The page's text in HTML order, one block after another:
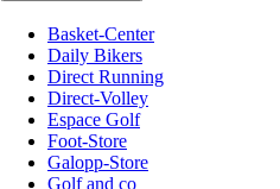
Basket-Center
Daily Bikers
Direct Running
Direct-Volley
Espace Golf
Foot-Store
Galopp-Store
Golf and co